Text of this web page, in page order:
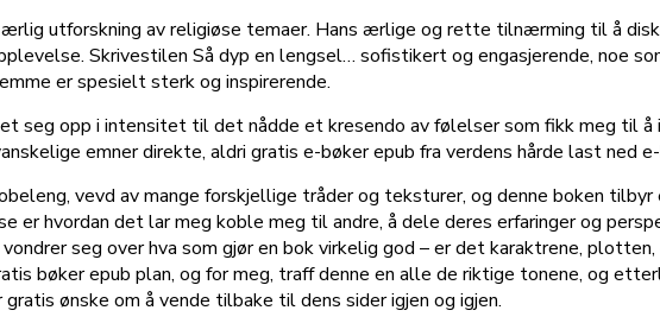
utforskning av religiøse temaer. Hans ærlige og rette tilnærming til å
Skrivestilen Så dyp en lengsel… sofistikert og engasjerende, noe
er spesielt sterk og inspirerende.
seg opp i intensitet til det nådde et kresendo av følelser som fikk meg til å
emner direkte, aldri gratis e-bøker epub fra verdens hårde last ned
vevd av mange forskjellige tråder og teksturer, og denne boken
er hvordan det lar meg koble meg til andre, å dele deres erfaringer og
seg over hva som gjør en bok virkelig god – er det karaktrene,
bøker epub plan, og for meg, traff denne en alle de riktige tonene, og
ønske om å vende tilbake til dens sider igjen og igjen.